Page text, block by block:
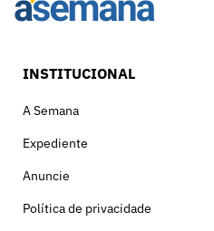
INSTITUCIONAL
A Semana
Expediente
Anuncie
Política de privacidade